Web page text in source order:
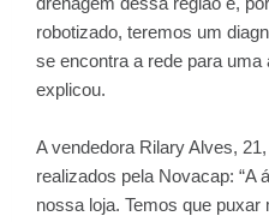
robotizado, teremos um
se encontra a rede para uma
explicou.
A vendedora Rilary Alves,
realizados pela Novacap: “A
nossa loja. Temos que